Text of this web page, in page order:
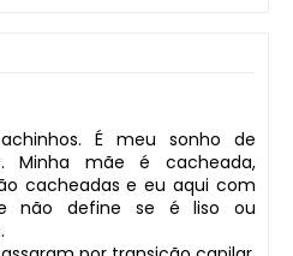
É meu sonho de
Minha mãe é cacheada,
cacheadas e eu aqui com
não define se é liso ou